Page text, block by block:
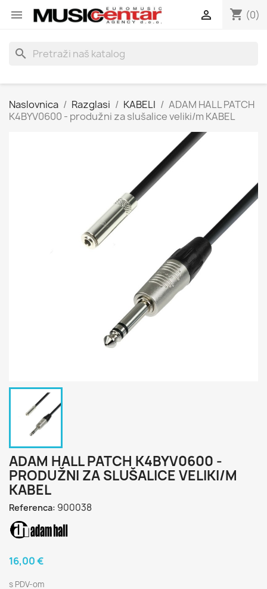
 shopping_cart (0)

search
Naslovnica Razglasi KABELI
ADAM HALL PATCH
K4BYV0600 - produžni za slušalice veliki/m KABEL
ADAM HALL PATCH K4BYV0600 -
PRODUŽNI ZA SLUŠALICE VELIKI/M
KABEL
Referenca: 900038
16,00 €
s PDV-om